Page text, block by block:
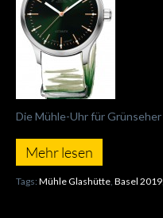
Die Mühle-Uhr für Grünseher
Mehr lesen
Tags: Mühle Glashütte Basel 2019